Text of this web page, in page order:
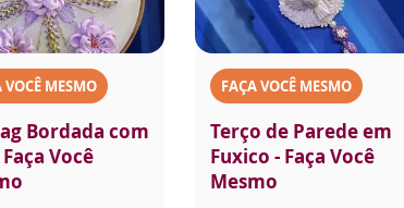
VOCÊ MESMO
Bordada com
Você
FAÇA VOCÊ MESMO
Terço de Parede em
Fuxico - Faça Você
Mesmo